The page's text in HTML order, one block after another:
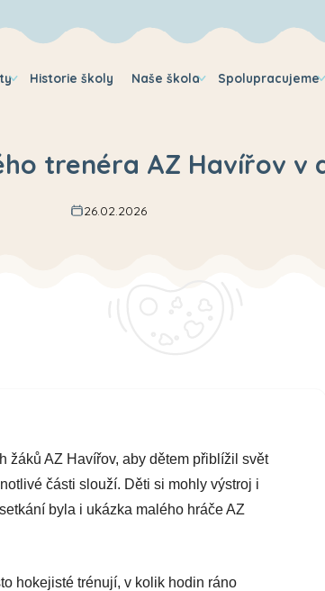
Historie školy Naše škola Spolupracujeme
trenéra AZ Havířov v
26.02.2026
žáků AZ Havířov, aby dětem přiblížil svět
části slouží. Děti si mohly výstroj i
byla i ukázka malého hráče AZ
hokejisté trénují, v kolik hodin ráno